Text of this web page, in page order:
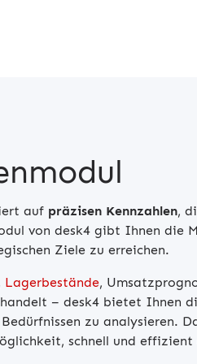
auf präzisen Kennzahlen,
von desk4 gibt Ihnen die
Ziele zu erreichen.
Lagerbestände,
– desk4 bietet Ihnen
zu analysieren.
schnell und